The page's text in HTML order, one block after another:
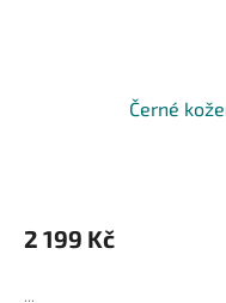
Černé
2 199 Kč
...